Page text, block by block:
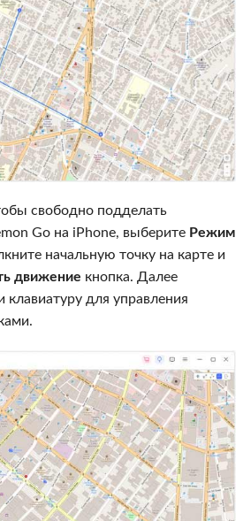
свободно подделать
Go на iPhone, выберите Режим
начальную точку на карте и
движение кнопка. Далее
для управления